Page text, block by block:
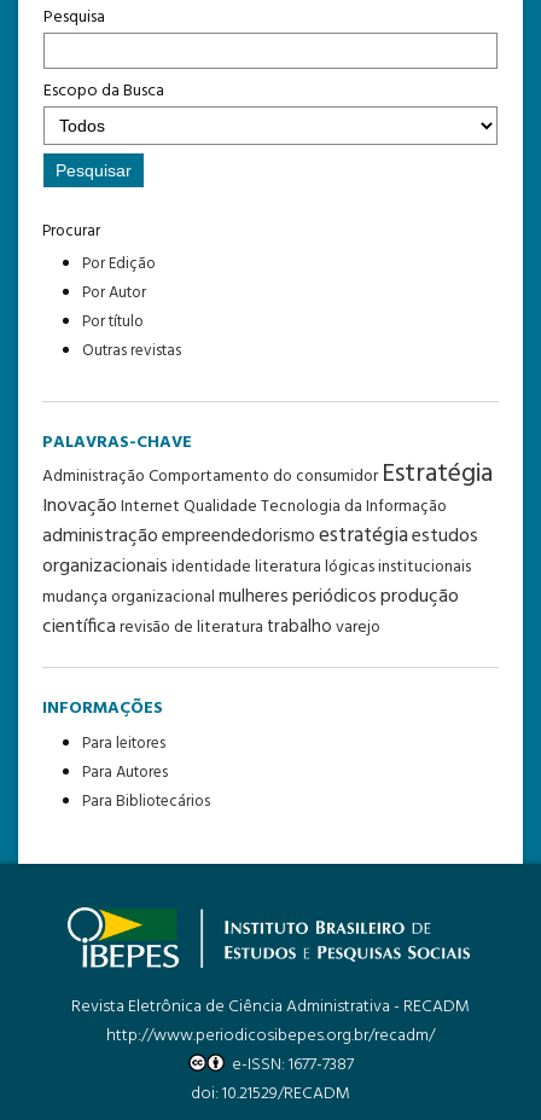
Pesquisa
Escopo da Busca
Procurar
Por Edição
Por Autor
Por título
Outras revistas
PALAVRAS-CHAVE
AdministraçãoComportamento do consumidor Estratégia
InovaçãoInternetQualidadeTecnologia da Informação
administraçãoempreendedorismoestratégiaestudos
organizacionaisidentidadeliteraturalógicas institucionais
mudança organizacionalmulheresperiódicosprodução
científicarevisão de literatura trabalhovarejo
INFORMAÇÕES
Para leitores
Para Autores
Para Bibliotecários
Revista Eletrônica de Ciência Administrativa - RECADM
http://www.periodicosibepes.org.br/recadm/
e-ISSN: 1677-7387
doi: 10.21529/RECADM